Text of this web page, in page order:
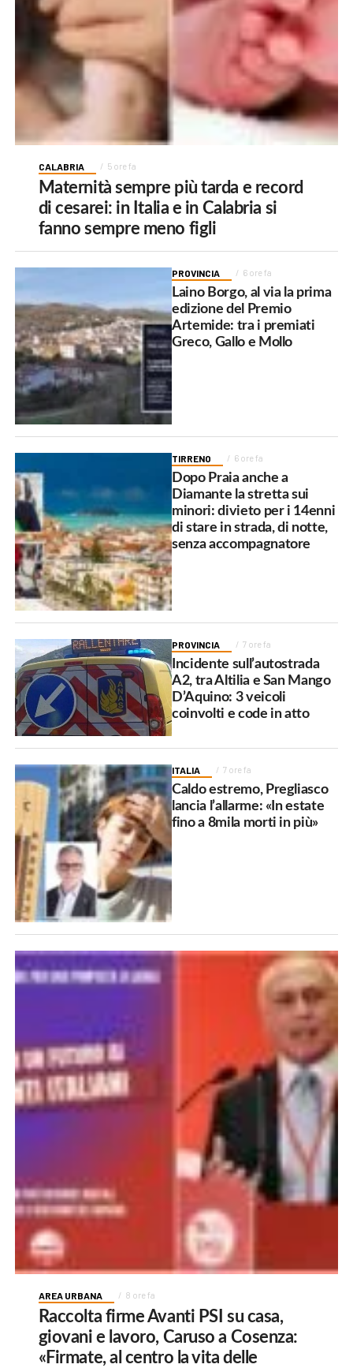
CALABRIA 5 ore fa
Maternità sempre più tarda e record
di cesarei: in Italia e in Calabria si
fanno sempre meno figli
PROVINCIA 6 ore fa
Laino Borgo, al via la prima
edizione del Premio
Artemide: tra i premiati
Greco, Gallo e Mollo
TIRRENO 6 ore fa
Dopo Praia anche a
Diamante la stretta sui
minori: divieto per i 14enni
di stare in strada, di notte,
senza accompagnatore
PROVINCIA 7 ore fa
Incidente sull’autostrada
A2, tra Altilia e San Mango
D’Aquino: 3 veicoli
coinvolti e code in atto
ITALIA 7 ore fa
Caldo estremo, Pregliasco
lancia l’allarme: «In estate
fino a 8mila morti in più»
AREA URBANA 8 ore fa
Raccolta firme Avanti PSI su casa,
giovani e lavoro, Caruso a Cosenza:
«Firmate, al centro la vita delle